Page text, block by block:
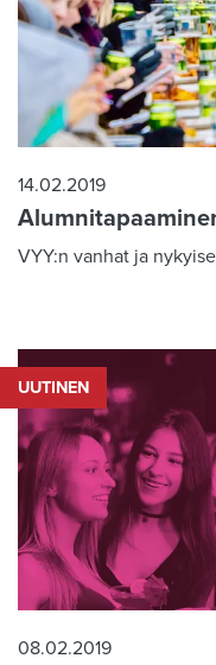
14.02.2019
VYY:n vanhat ja
UUTINEN
08.02.2019